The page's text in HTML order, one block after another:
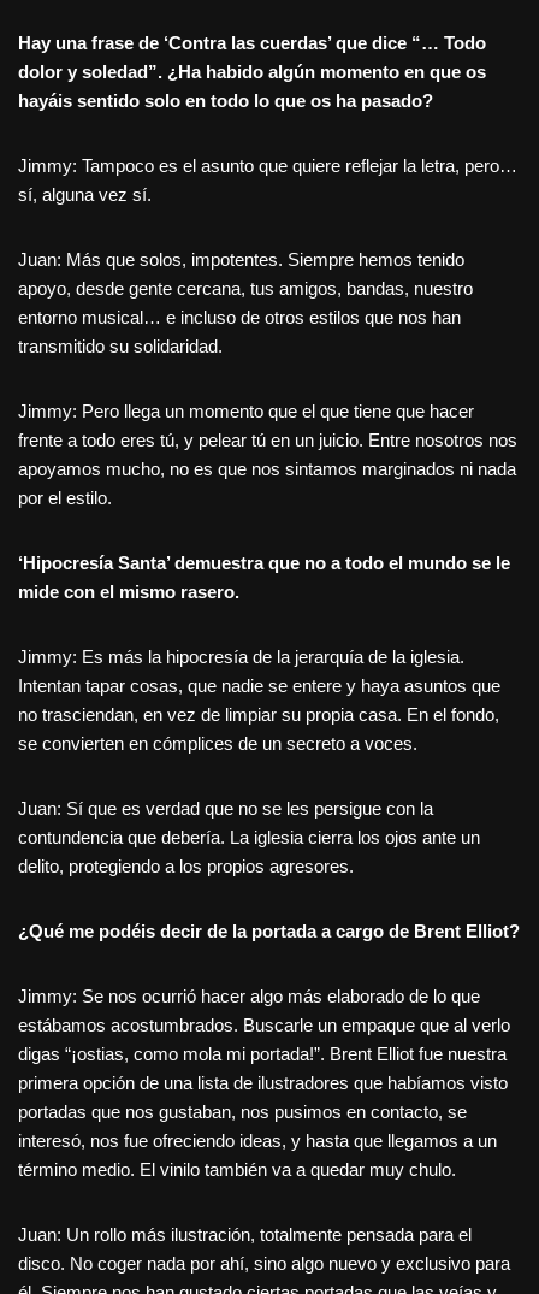
Hay una frase de ‘Contra las cuerdas’ que dice “… Todo
dolor y soledad”. ¿Ha habido algún momento en que os
hayáis sentido solo en todo lo que os ha pasado?
Jimmy: Tampoco es el asunto que quiere reflejar la letra, pero…
sí, alguna vez sí.
Juan: Más que solos, impotentes. Siempre hemos tenido
apoyo, desde gente cercana, tus amigos, bandas, nuestro
entorno musical… e incluso de otros estilos que nos han
transmitido su solidaridad.
Jimmy: Pero llega un momento que el que tiene que hacer
frente a todo eres tú, y pelear tú en un juicio. Entre nosotros nos
apoyamos mucho, no es que nos sintamos marginados ni nada
por el estilo.
‘Hipocresía Santa’ demuestra que no a todo el mundo se le
mide con el mismo rasero.
Jimmy: Es más la hipocresía de la jerarquía de la iglesia.
Intentan tapar cosas, que nadie se entere y haya asuntos que
no trasciendan, en vez de limpiar su propia casa. En el fondo,
se convierten en cómplices de un secreto a voces.
Juan: Sí que es verdad que no se les persigue con la
contundencia que debería. La iglesia cierra los ojos ante un
delito, protegiendo a los propios agresores.
¿Qué me podéis decir de la portada a cargo de Brent Elliot?
Jimmy: Se nos ocurrió hacer algo más elaborado de lo que
estábamos acostumbrados. Buscarle un empaque que al verlo
digas “¡ostias, como mola mi portada!”. Brent Elliot fue nuestra
primera opción de una lista de ilustradores que habíamos visto
portadas que nos gustaban, nos pusimos en contacto, se
interesó, nos fue ofreciendo ideas, y hasta que llegamos a un
término medio. El vinilo también va a quedar muy chulo.
Juan: Un rollo más ilustración, totalmente pensada para el
disco. No coger nada por ahí, sino algo nuevo y exclusivo para